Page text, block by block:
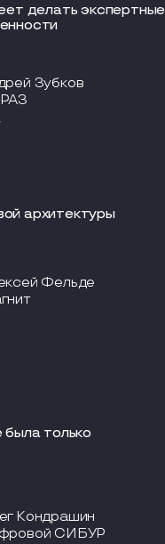
делать экспертные
Зубков
архитектуры
Фельде
только
Кондрашин
СИБУР